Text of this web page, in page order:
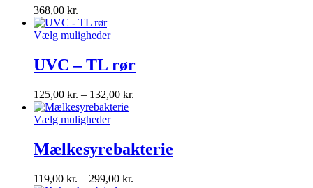
368,00 kr.
Vælg muligheder
UVC – TL rør
125,00 kr. – 132,00 kr.
Vælg muligheder
Mælkesyrebakterie
119,00 kr. – 299,00 kr.